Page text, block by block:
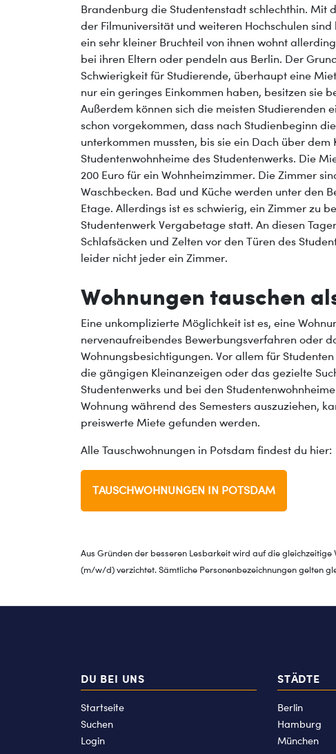
Brandenburg die Studentenstadt schlechthin. Mit
der Filmuniversität und weiteren Hochschulen
ein sehr kleiner Bruchteil von ihnen wohnt
bei ihren Eltern oder pendeln aus Berlin. Der
Schwierigkeit für Studierende, überhaupt eine
nur ein geringes Einkommen haben, besitzen sie
Außerdem können sich die meisten Studierenden
schon vorgekommen, dass nach Studienbeginn
unterkommen mussten, bis sie ein Dach über
Studentenwohnheime des Studentenwerks. Die
200 Euro für ein Wohnheimzimmer. Die Zimmer
Waschbecken. Bad und Küche werden unter den
Etage. Allerdings ist es schwierig, ein Zimmer zu
Studentenwerk Vergabetage statt. An diesen
Schlafsäcken und Zelten vor den Türen des
leider nicht jeder ein Zimmer.
Wohnungen tauschen
Eine unkomplizierte Möglichkeit ist es, eine
nervenaufreibendes Bewerbungsverfahren oder
Wohnungsbesichtigungen. Vor allem für
die gängigen Kleinanzeigen oder das gezielte
Studentenwerks und bei den
Wohnung während des Semesters auszuziehen,
preiswerte Miete gefunden werden.
Alle Tauschwohnungen in Potsdam findest du hier:
TAUSCHWOHNUNGEN IN POTSDAM
Aus Gründen der besseren Lesbarkeit wird auf die
(m/w/d) verzichtet. Sämtliche Personenbezeichnungen gelten
DU BEI UNS
Startseite
Suchen
Login
STÄDTE
Berlin
Hamburg
München